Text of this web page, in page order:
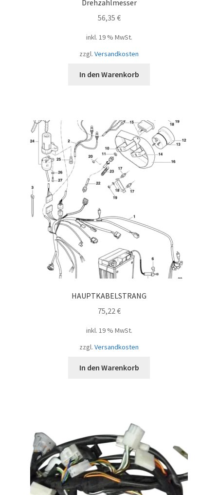
Drehzahlmesser
56,35 €
inkl. 19 % MwSt.
zzgl. Versandkosten
In den Warenkorb
HAUPTKABELSTRANG
75,22 €
inkl. 19 % MwSt.
zzgl. Versandkosten
In den Warenkorb